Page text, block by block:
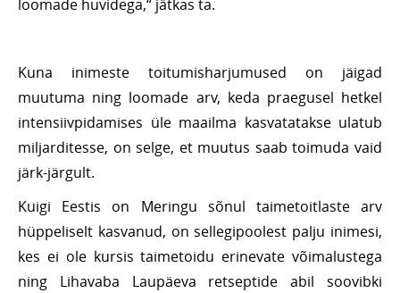
loomade huvidega,“ jätkas ta.
Kuna inimeste toitumisharjumused on jäigad
muutuma ning loomade arv, keda praegusel hetkel
intensiivpidamises üle maailma kasvatatakse ulatub
miljarditesse, on selge, et muutus saab toimuda vaid
järk-järgult.
Kuigi Eestis on Meringu sõnul taimetoitlaste arv
hüppeliselt kasvanud, on sellegipoolest palju inimesi,
kes ei ole kursis taimetoidu erinevate võimalustega
ning Lihavaba Laupäeva retseptide abil soovibki